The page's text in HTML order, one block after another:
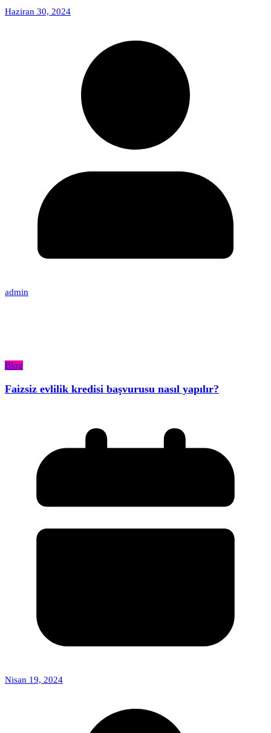
Haziran 30, 2024
admin
Blog
Faizsiz evlilik kredisi başvurusu nasıl yapılır?
Nisan 19, 2024